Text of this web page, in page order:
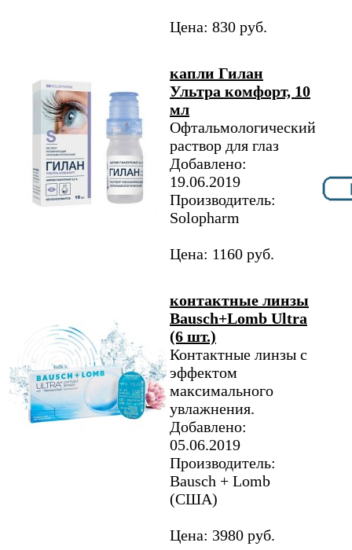
Цена: 830 руб.
капли Гилан
Ультра комфорт, 10
мл
Офтальмологический
раствор для глаз
Добавлено:
19.06.2019
Производитель:
Solopharm
Цена: 1160 руб.
контактные линзы
Bausch+Lomb Ultra
(6 шт.)
Контактные линзы с
эффектом
максимального
увлажнения.
Добавлено:
05.06.2019
Производитель:
Bausch + Lomb
(США)
Цена: 3980 руб.